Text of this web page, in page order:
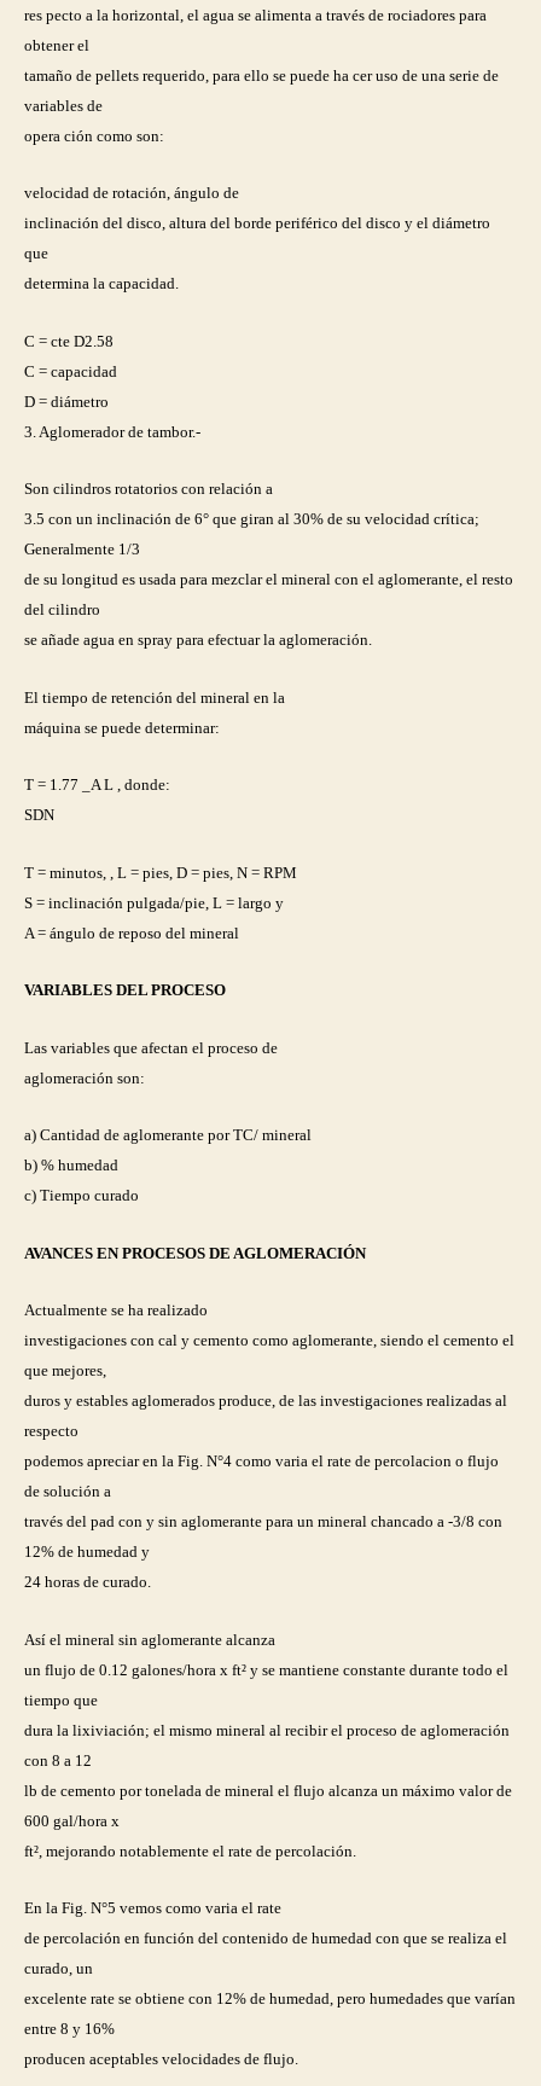
res pecto a la horizontal, el agua se alimenta a través de rociadores para
obtener el
tamaño de pellets requerido, para ello se puede ha cer uso de una serie de
variables de
opera ción como son:
velocidad de rotación, ángulo de
inclinación del disco, altura del borde periférico del disco y el diámetro
que
determina la capacidad.
C = cte D2.58
C = capacidad
D = diámetro
3. Aglomerador de tambor.-
Son cilindros rotatorios con relación a
3.5 con un inclinación de 6° que giran al 30% de su velocidad crítica;
Generalmente 1/3
de su longitud es usada para mezclar el mineral con el aglomerante, el resto
del cilindro
se añade agua en spray para efectuar la aglomeración.
El tiempo de retención del mineral en la
máquina se puede determinar:
T = 1.77 _A L , donde:
SDN
T = minutos, , L = pies, D = pies, N = RPM
S = inclinación pulgada/pie, L = largo y
A = ángulo de reposo del mineral
VARIABLES DEL PROCESO
Las variables que afectan el proceso de
aglomeración son:
a) Cantidad de aglomerante por TC/ mineral
b) % humedad
c) Tiempo curado
AVANCES EN PROCESOS DE AGLOMERACIÓN
Actualmente se ha realizado
investigaciones con cal y cemento como aglomerante, siendo el cemento el
que mejores,
duros y estables aglomerados produce, de las investigaciones realizadas al
respecto
podemos apreciar en la Fig. N°4 como varia el rate de percolacion o flujo
de solución a
través del pad con y sin aglomerante para un mineral chancado a -3/8 con
12% de humedad y
24 horas de curado.
Así el mineral sin aglomerante alcanza
un flujo de 0.12 galones/hora x ft² y se mantiene constante durante todo el
tiempo que
dura la lixiviación; el mismo mineral al recibir el proceso de aglomeración
con 8 a 12
lb de cemento por tonelada de mineral el flujo alcanza un máximo valor de
600 gal/hora x
ft², mejorando notablemente el rate de percolación.
En la Fig. N°5 vemos como varia el rate
de percolación en función del contenido de humedad con que se realiza el
curado, un
excelente rate se obtiene con 12% de humedad, pero humedades que varían
entre 8 y 16%
producen aceptables velocidades de flujo.